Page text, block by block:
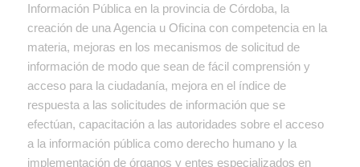
Información Pública en la provincia de Córdoba, la
creación de una Agencia u Oficina con competencia en la
materia, mejoras en los mecanismos de solicitud de
información de modo que sean de fácil comprensión y
acceso para la ciudadanía, mejora en el índice de
respuesta a las solicitudes de información que se
efectúan, capacitación a las autoridades sobre el acceso
a la información pública como derecho humano y la
implementación de órganos y entes especializados en